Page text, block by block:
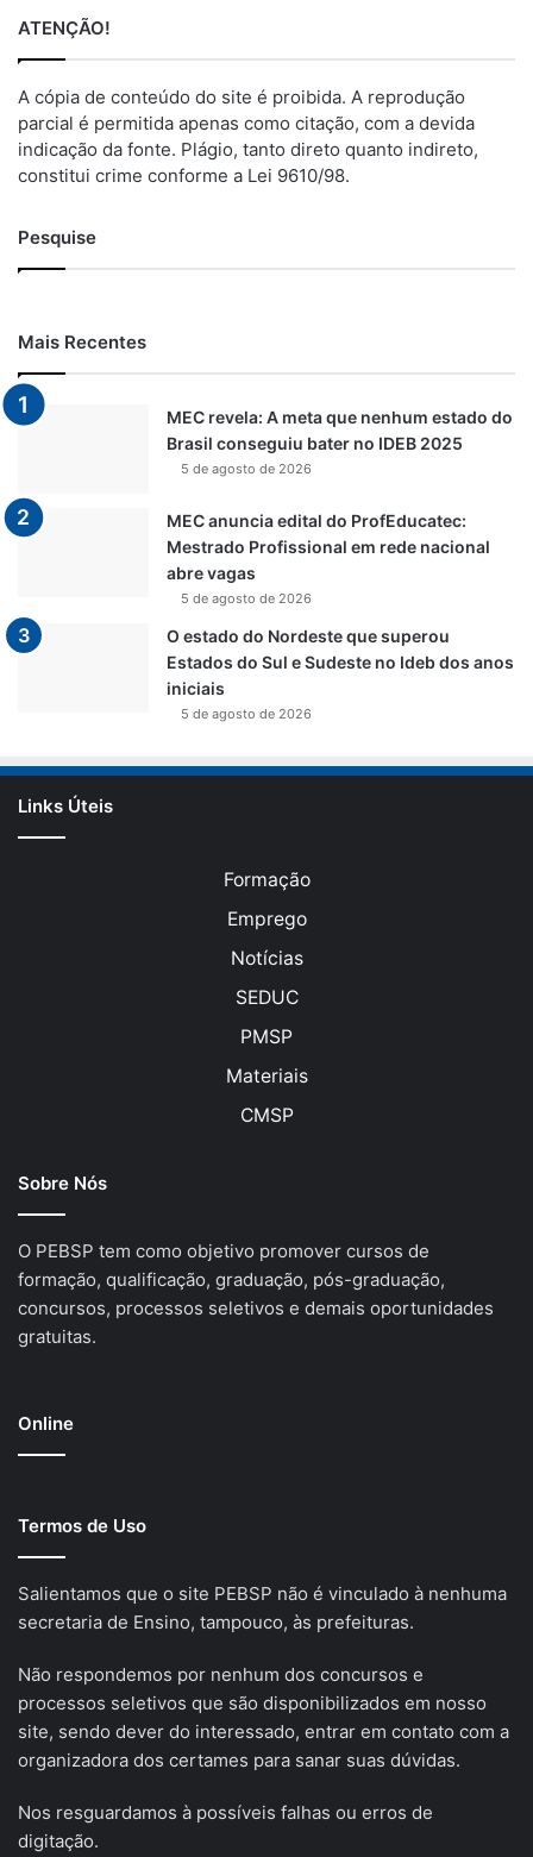
ATENÇÃO!
A cópia de conteúdo do site é proibida. A reprodução
parcial é permitida apenas como citação, com a devida
indicação da fonte. Plágio, tanto direto quanto indireto,
constitui crime conforme a Lei 9610/98.
Pesquise
Mais Recentes
MEC revela: A meta que nenhum estado do
Brasil conseguiu bater no IDEB 2025
5 de agosto de 2026
MEC anuncia edital do ProfEducatec:
Mestrado Profissional em rede nacional
abre vagas
5 de agosto de 2026
O estado do Nordeste que superou
Estados do Sul e Sudeste no Ideb dos anos
iniciais
5 de agosto de 2026
Links Úteis
Formação
Emprego
Notícias
SEDUC
PMSP
Materiais
CMSP
Sobre Nós
O PEBSP tem como objetivo promover cursos de
formação, qualificação, graduação, pós-graduação,
concursos, processos seletivos e demais oportunidades
gratuitas.
Online
Termos de Uso
Salientamos que o site PEBSP não é vinculado à nenhuma
secretaria de Ensino, tampouco, às prefeituras.
Não respondemos por nenhum dos concursos e
processos seletivos que são disponibilizados em nosso
site, sendo dever do interessado, entrar em contato com a
organizadora dos certames para sanar suas dúvidas.
Nos resguardamos à possíveis falhas ou erros de
digitação.